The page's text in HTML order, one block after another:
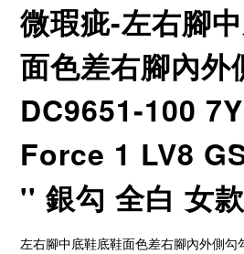
微瑕疵-左右腳
面色差右腳內外
DC9651-100
Force 1 LV8
'' 銀勾 全白 女款
左右腳中底鞋底鞋面色差右腳內外側